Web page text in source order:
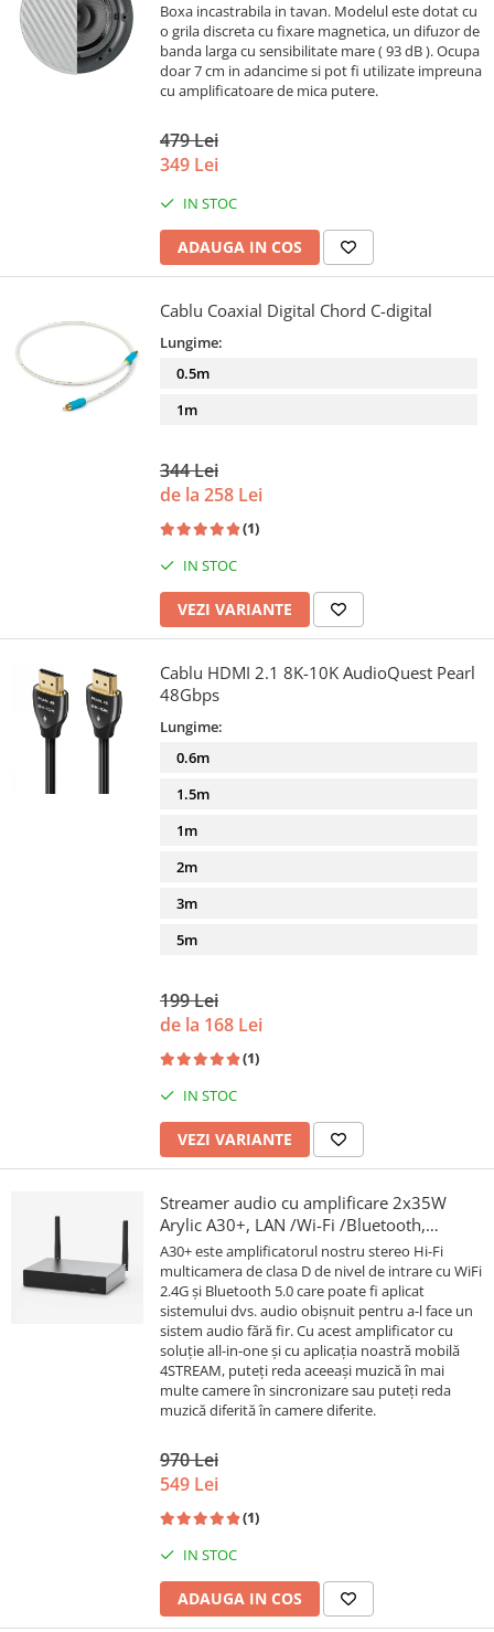
Boxa incastrabila in tavan. Modelul este dotat cu
o grila discreta cu fixare magnetica, un difuzor de
banda larga cu sensibilitate mare ( 93 dB ). Ocupa
doar 7 cm in adancime si pot fi utilizate impreuna
cu amplificatoare de mica putere.
479 Lei
349 Lei
IN STOC
ADAUGA IN COS
Cablu Coaxial Digital Chord C-digital
Lungime:
0.5m
1m
344 Lei
de la 258 Lei
(1)
IN STOC
VEZI VARIANTE
Cablu HDMI 2.1 8K-10K AudioQuest Pearl
48Gbps
Lungime:
0.6m
1.5m
1m
2m
3m
5m
199 Lei
de la 168 Lei
(1)
IN STOC
VEZI VARIANTE
Streamer audio cu amplificare 2x35W
Arylic A30+, LAN /Wi-Fi /Bluetooth,
24bit/192kHz, Multiroom
A30+ este amplificatorul nostru stereo Hi-Fi
multicamera de clasa D de nivel de intrare cu WiFi
2.4G și Bluetooth 5.0 care poate fi aplicat
sistemului dvs. audio obișnuit pentru a-l face un
sistem audio fără fir. Cu acest amplificator cu
soluție all-in-one și cu aplicația noastră mobilă
4STREAM, puteți reda aceeași muzică în mai
multe camere în sincronizare sau puteți reda
muzică diferită în camere diferite.
970 Lei
549 Lei
(1)
IN STOC
ADAUGA IN COS